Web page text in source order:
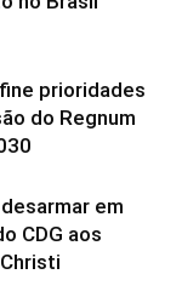
prioridades
do Regnum
em
CDG aos